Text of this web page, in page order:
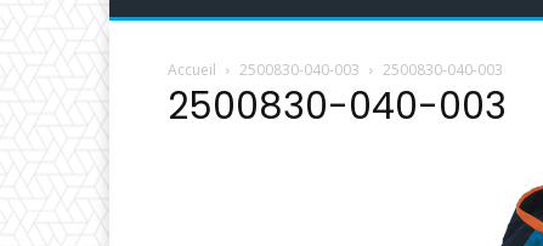
Accueil 2500830-040-003 2500830-040-003
2500830-040-003